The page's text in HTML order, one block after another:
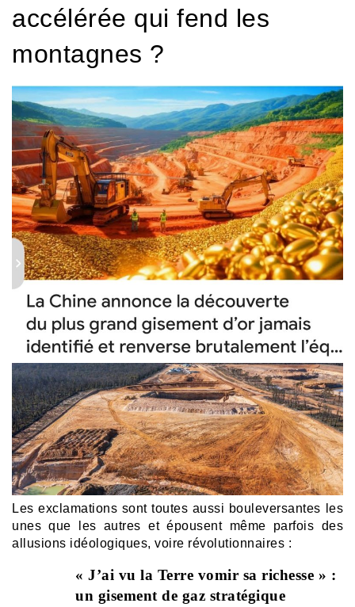
accélérée qui fend les
montagnes ?
Les exclamations sont toutes aussi bouleversantes les
unes que les autres et épousent même parfois des
allusions idéologiques, voire révolutionnaires :
« J’ai vu la Terre vomir sa richesse » :
un gisement de gaz stratégique